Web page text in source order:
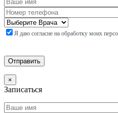
Я даю согласие на обработку моих
×
Записаться